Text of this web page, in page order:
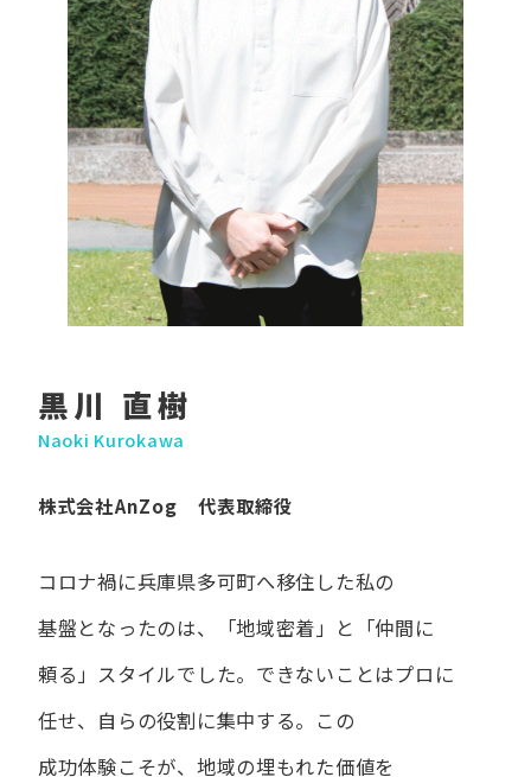
黒川 直樹
Naoki Kurokawa
株式会社AnZog 代表取締役
コロナ禍に​兵庫県多可町へ​移住した​私の​
基盤となったのは、
「地域密着」と​「仲間に​
頼る」スタイルでした。 できない​ことは​プロに​
任せ、​自らの​役割に​集中する。 この​
成功体験こそが、​地域の​埋もれた​価値を​